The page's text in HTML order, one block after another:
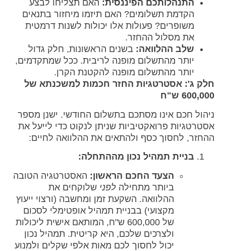
התנהלותכם הפיננסית: האם תצליחו לבצע
הקדמת תשלומים? האם תיזמו מיחזור בתנאים
משופרים? פעולות אלו יכולות לשנות דרמטית
את מסלול ההחזר.
שלב ההלוואה: בשנים הראשונות, חלק גדול
יותר מהתשלום מופנה לריבית. ככל שמתקדמים,
יותר מהתשלום מופנה להקטנת הקרן.
חלק ג': אסטרטגיות החזר חכמות למשכנתא של
600,000 ש"ח
ניהול חכם אינו מסתכם בתשלום החודשי. ישנן מספר
אסטרטגיות פרואקטיביות שניתן לנקוט כדי לייעל את
ההחזר, לחסוך כסף ולהתאים את ההלוואה לחיים:
בניית תמהיל נכון מההתחלה:
הצעד החכם הראשון: האסטרטגיה הטובה
ביותר מתחילה לפני שלוקחים את
ההלוואה. השקעת זמן ומחשבה (ורצוי ייעוץ
מקצועי) בבניית תמהיל אופטימלי לסכום
של 600,000 ש"ח, המותאם אישית ליכולות
ולצרכים שלכם, היא קריטית. תמהיל נכון
יכול לחסוך לכם מאות אלפי שקלים ולמנוע